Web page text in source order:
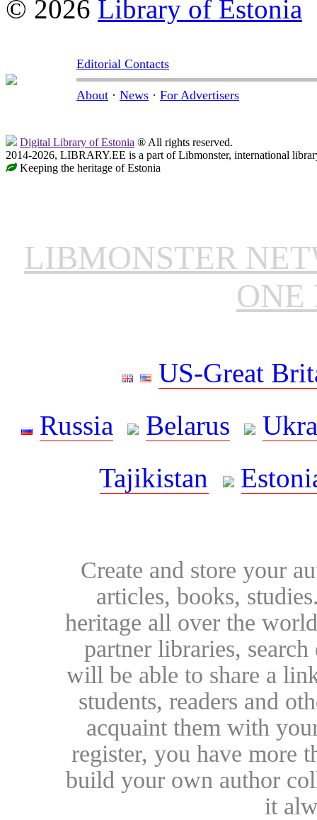
© 2026 Library of Estonia
Editorial Contacts
About · News · For Advertisers
Digital Library of Estonia ® All rights reserved.
2014-2026, LIBRARY.EE is a part of Libmonster, international
Keeping the heritage of Estonia
LIBMONSTER
ONE
US-Great
Russia
Belarus
Tajikistan
Create and store your
articles, books,
heritage all over the
partner libraries,
will be able to share a
students, readers and
acquaint them with
register, you have more
build your own author
it